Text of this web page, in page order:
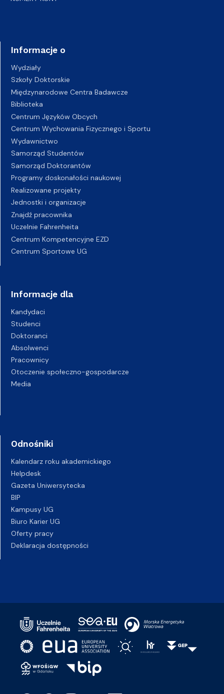
Informacje o
Wydziały
Szkoły Doktorskie
Międzynarodowe Centra Badawcze
Biblioteka
Centrum Języków Obcych
Centrum Wychowania Fizycznego i Sportu
Wydawnictwo
Samorząd Studentów
Samorząd Doktorantów
Programy doskonałości naukowej
Realizowane projekty
Jednostki i organizacje
Znajdź pracownika
Uczelnie Fahrenheita
Centrum Kompetencyjne EZD
Centrum Sportowe UG
Informacje dla
Kandydaci
Studenci
Doktoranci
Absolwenci
Pracownicy
Otoczenie społeczno-gospodarcze
Media
Odnośniki
Kalendarz roku akademickiego
Helpdesk
Gazeta Uniwersytecka
BIP
Kampusy UG
Biuro Karier UG
Oferty pracy
Deklaracja dostępności